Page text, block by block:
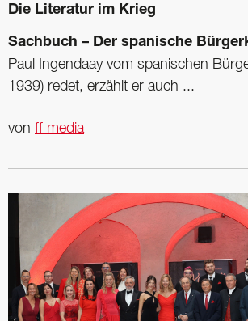
Die Literatur im Krieg
Sachbuch – Der spanische
Paul Ingendaay vom spanischen
1939) redet, erzählt er auch ...
von ff media